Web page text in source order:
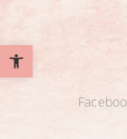
פתח סרגל